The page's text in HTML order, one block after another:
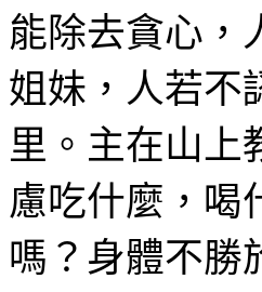
能除去貪心，
姐妹，人若不
里。主在山上
慮吃什麼，喝
嗎？身體不勝